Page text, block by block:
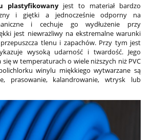
plastyfikowanyjest to materiał bardzo
i giętki a jednocześnie odporny na
i cechuje go wydłużenie przy
jest niewrażliwy na ekstremalne warunki
tlenu i zapachów. Przy tym jest
wysoką udarność i twardość. Jego
w temperaturach o wiele niższych niż PVC
winylu miękkiego wytwarzane są
prasowanie, kalandrowanie, wtrysk lub